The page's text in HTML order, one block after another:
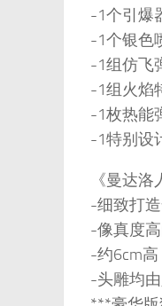
-1个引爆
-1个银色
-1组仿飞
-1组火焰
-1枚热能
-1特别设
《曼达
-细致打
-像真度
-约6cm高
-头雕均